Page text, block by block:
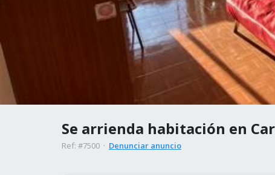
Se arrienda habitación en
Ref: #7500 · Denunciar anuncio